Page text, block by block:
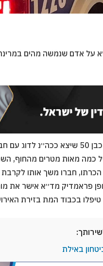
במוקד זק״א על אדם שנמשה
מאות מטרים מהחוף,
חברו משך אותו לקרבת
בכבוד המת בזירת
באילת